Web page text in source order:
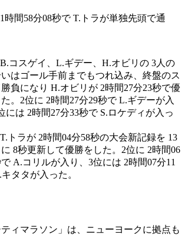
時間58分08秒で T.トラが単独先頭で通
コスゲイ、L.ギデー、H.オビリの 3人の
はゴール手前までもつれ込み、終盤のス
勝負になり H.オビリが 2時間27分23秒で優
。2位に 2時間27分29秒で L.ギデーが入
には 2時間27分33秒で S.ロケディが入っ
トラが 2時間04分58秒の大会新記録を 13
8秒更新して優勝をした。2位に 2時間06
A.コリルが入り、3位には 2時間07分11
タタが入った。
ティマラソン」は、ニューヨークに拠点も